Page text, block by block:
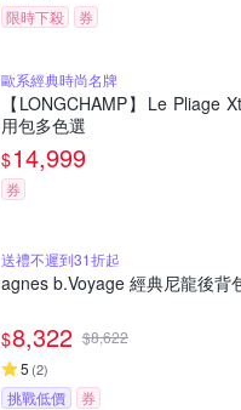
限時下殺 券
歐系經典時尚名牌
【LONGCHAMP】Le Pliage
用包多色選
$14,999
券
送禮不遲到31折起
agnes b.Voyage 經典尼龍後背
$8,322 $8,622
5 (2)
挑戰低價
券